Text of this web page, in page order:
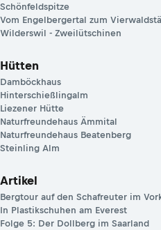
Schönfeldspitze
Vom Engelbergertal zum
Wilderswil - Zweilütschinen
Hütten
Damböckhaus
Hinterschießlingalm
Liezener Hütte
Naturfreundehaus Ämmital
Naturfreundehaus Beatenberg
Steinling Alm
Artikel
Bergtour auf den Schafreuter im
In Plastikschuhen am Everest
Folge 5: Der Dollberg im Saarland